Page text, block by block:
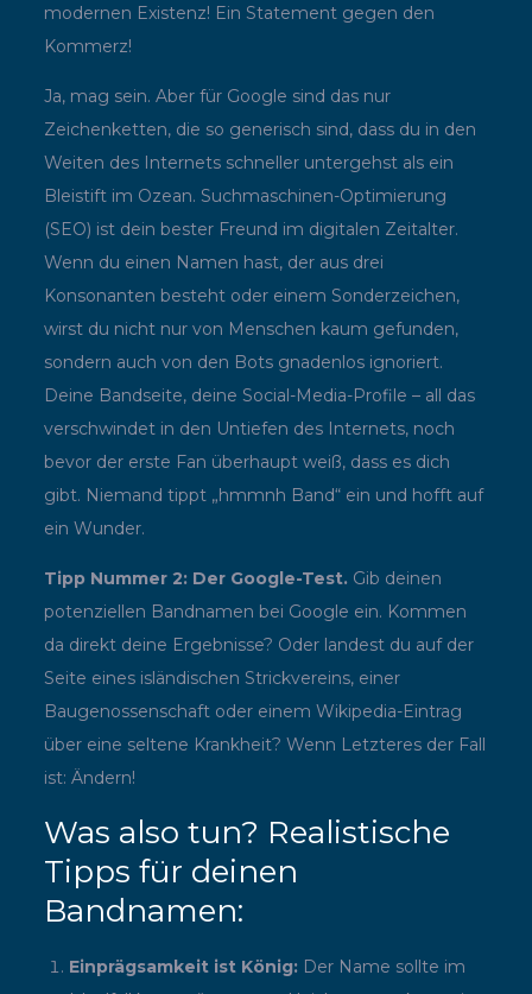
modernen Existenz! Ein Statement gegen den
Kommerz!
Ja, mag sein. Aber für Google sind das nur
Zeichenketten, die so generisch sind, dass du in den
Weiten des Internets schneller untergehst als ein
Bleistift im Ozean. Suchmaschinen-Optimierung
(SEO) ist dein bester Freund im digitalen Zeitalter.
Wenn du einen Namen hast, der aus drei
Konsonanten besteht oder einem Sonderzeichen,
wirst du nicht nur von Menschen kaum gefunden,
sondern auch von den Bots gnadenlos ignoriert.
Deine Bandseite, deine Social-Media-Profile – all das
verschwindet in den Untiefen des Internets, noch
bevor der erste Fan überhaupt weiß, dass es dich
gibt. Niemand tippt „hmmnh Band“ ein und hofft auf
ein Wunder.
Tipp Nummer 2: Der Google-Test. Gib deinen
potenziellen Bandnamen bei Google ein. Kommen
da direkt deine Ergebnisse? Oder landest du auf der
Seite eines isländischen Strickvereins, einer
Baugenossenschaft oder einem Wikipedia-Eintrag
über eine seltene Krankheit? Wenn Letzteres der Fall
ist: Ändern!
Was also tun? Realistische
Tipps für deinen
Bandnamen:
Einprägsamkeit ist König: Der Name sollte im